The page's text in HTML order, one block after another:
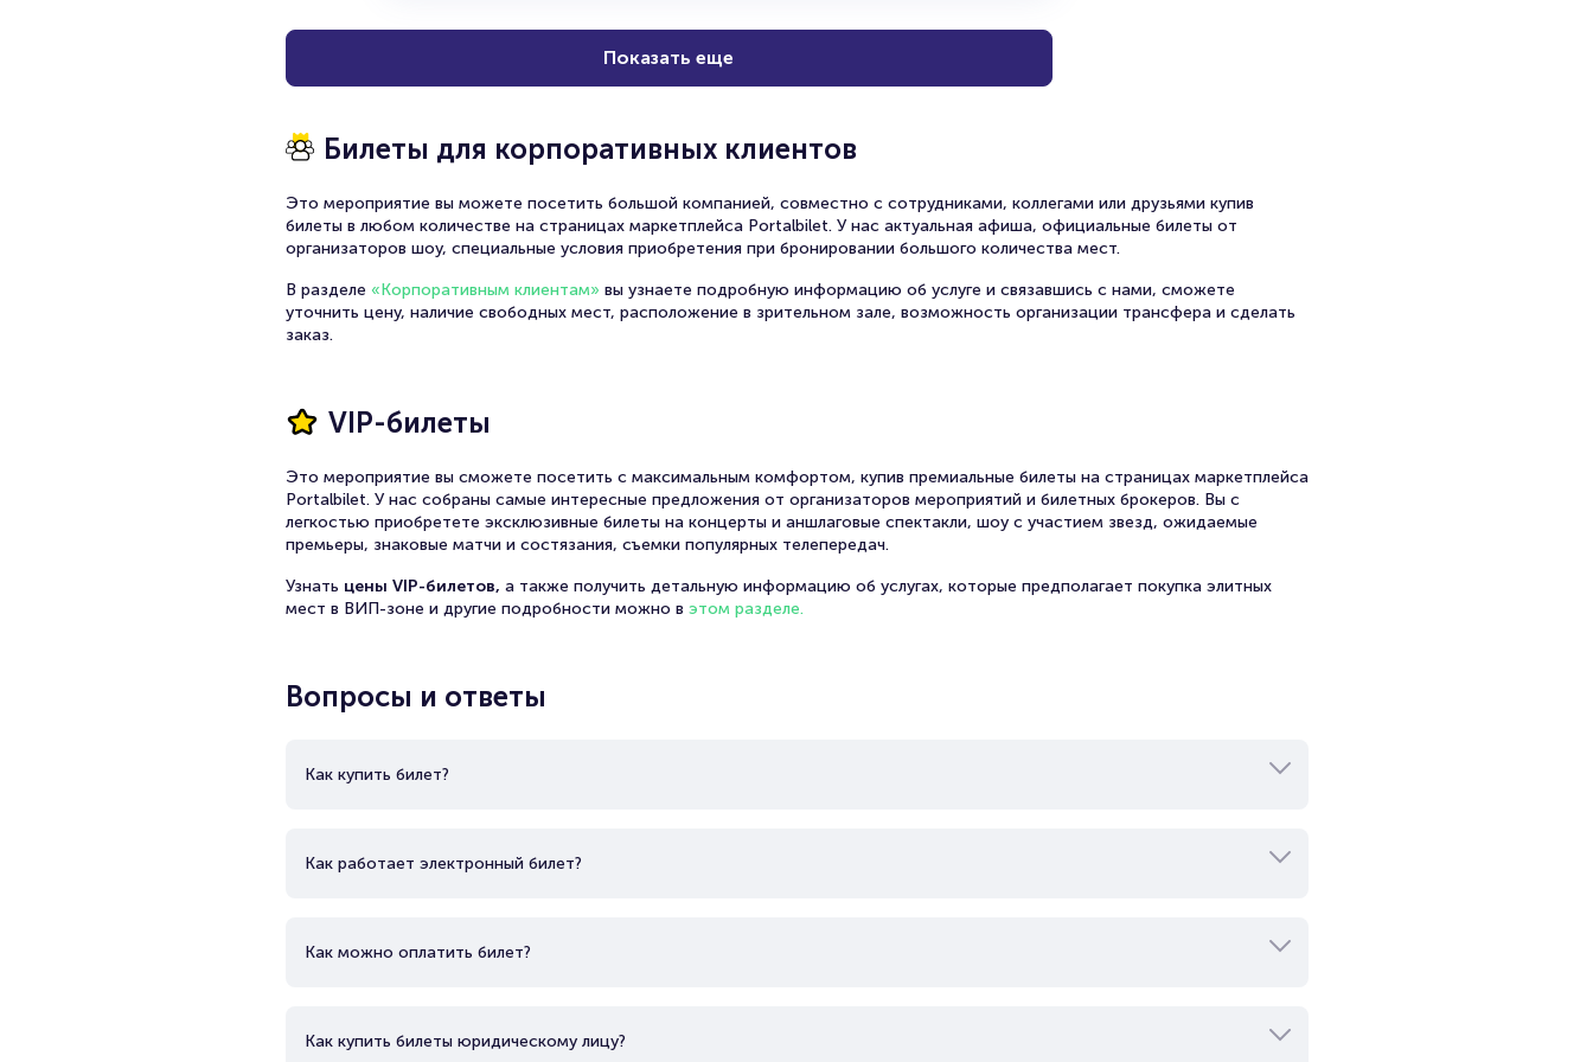
телепередачи «Субботний вечер со звездой» и диктором проекта «Гений Места».
Снималась более чем 50 кинопроектах.
Показать еще
Билеты для корпоративных клиентов
Это мероприятие вы можете посетить большой компанией, совместно с сотрудниками, коллегами или друзьями купив
билеты в любом количестве на страницах маркетплейса Portalbilet. У нас актуальная афиша, официальные билеты от
организаторов шоу, специальные условия приобретения при бронировании большого количества мест.
В разделе «Корпоративным клиентам» вы узнаете подробную информацию об услуге и связавшись с нами, сможете
уточнить цену, наличие свободных мест, расположение в зрительном зале, возможность организации трансфера и сделать
заказ.
VIP-билеты
Это мероприятие вы сможете посетить с максимальным комфортом, купив премиальные билеты на страницах маркетплейса
Portalbilet. У нас собраны самые интересные предложения от организаторов мероприятий и билетных брокеров. Вы с
легкостью приобретете эксклюзивные билеты на концерты и аншлаговые спектакли, шоу с участием звезд, ожидаемые
премьеры, знаковые матчи и состязания, съемки популярных телепередач.
Узнать цены VIP-билетов, а также получить детальную информацию об услугах, которые предполагает покупка элитных
мест в ВИП-зоне и другие подробности можно в этом разделе.
Вопросы и ответы
Как купить билет?
Как работает электронный билет?
Как можно оплатить билет?
Как купить билеты юридическому лицу?